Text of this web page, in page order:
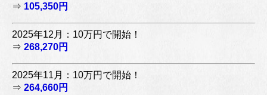
⇒ 105,350円
2025年12月：10万円で開始！
⇒ 268,270円
2025年11月：10万円で開始！
⇒ 264,660円